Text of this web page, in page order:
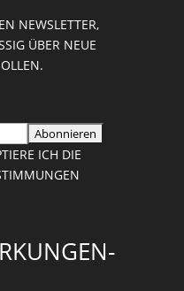
NEWSLETTER,
ÜBER NEUE I
ICH DIE